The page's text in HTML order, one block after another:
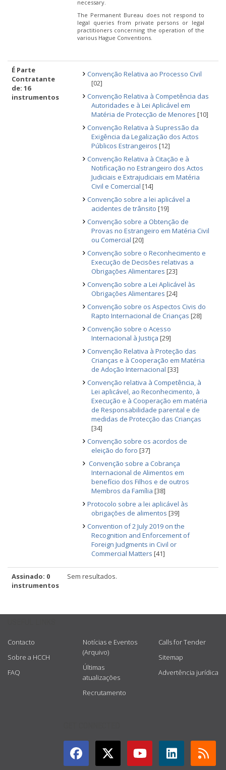
necessary.
The Permanent Bureau does not respond to
legal queries from private persons or legal
practitioners concerning the operation of the
various Hague Conventions.
É Parte
Contratante
de: 16
instrumentos
Convenção Relativa ao Processo Civil
[02]
Convenção Relativa à Competência das
Autoridades e à Lei Aplicável em
Matéria de Protecção de Menores [10]
Convenção Relativa à Supressão da
Exigência da Legalização dos Actos
Públicos Estrangeiros [12]
Convenção Relativa à Citação e à
Notificação no Estrangeiro dos Actos
Judiciais e Extrajudiciais em Matéria
Civil e Comercial [14]
Convenção sobre a lei aplicável a
acidentes de trânsito [19]
Convenção sobre a Obtenção de
Provas no Estrangeiro em Matéria Civil
ou Comercial [20]
Convenção sobre o Reconhecimento e
Execução de Decisões relativas a
Obrigações Alimentares [23]
Convenção sobre a Lei Aplicável às
Obrigações Alimentares [24]
Convenção sobre os Aspectos Civis do
Rapto Internacional de Crianças [28]
Convenção sobre o Acesso
Internacional à Justiça [29]
Convenção Relativa à Proteção das
Crianças e à Cooperação em Matéria
de Adoção Internacional [33]
Convenção relativa à Competência, à
Lei aplicável, ao Reconhecimento, à
Execução e à Cooperação em matéria
de Responsabilidade parental e de
medidas de Protecção das Crianças
[34]
Convenção sobre os acordos de
eleição do foro [37]
Convenção sobre a Cobrança
Internacional de Alimentos em
benefício dos Filhos e de outros
Membros da Família [38]
Protocolo sobre a lei aplicável às
obrigações de alimentos [39]
Convention of 2 July 2019 on the
Recognition and Enforcement of
Foreign Judgments in Civil or
Commercial Matters [41]
Assinado: 0
instrumentos
Sem resultados.
Contacto
Sobre a HCCH
FAQ
Notícias e Eventos
(Arquivo)
Últimas
atualizações
Recrutamento
Calls for Tender
Sitemap
Advertência jurídica